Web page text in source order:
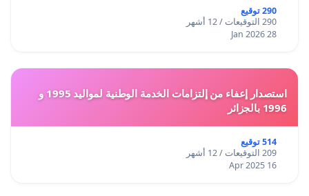
290 توقيع
290 التوقيعات / 12 أشهر
28 Jan 2026
استصدار إعفاء من إلتزامات الخدمة الوطنية لمواليد 1995 و
1996 بالجزائر
514 توقيع
209 التوقيعات / 12 أشهر
16 Apr 2025